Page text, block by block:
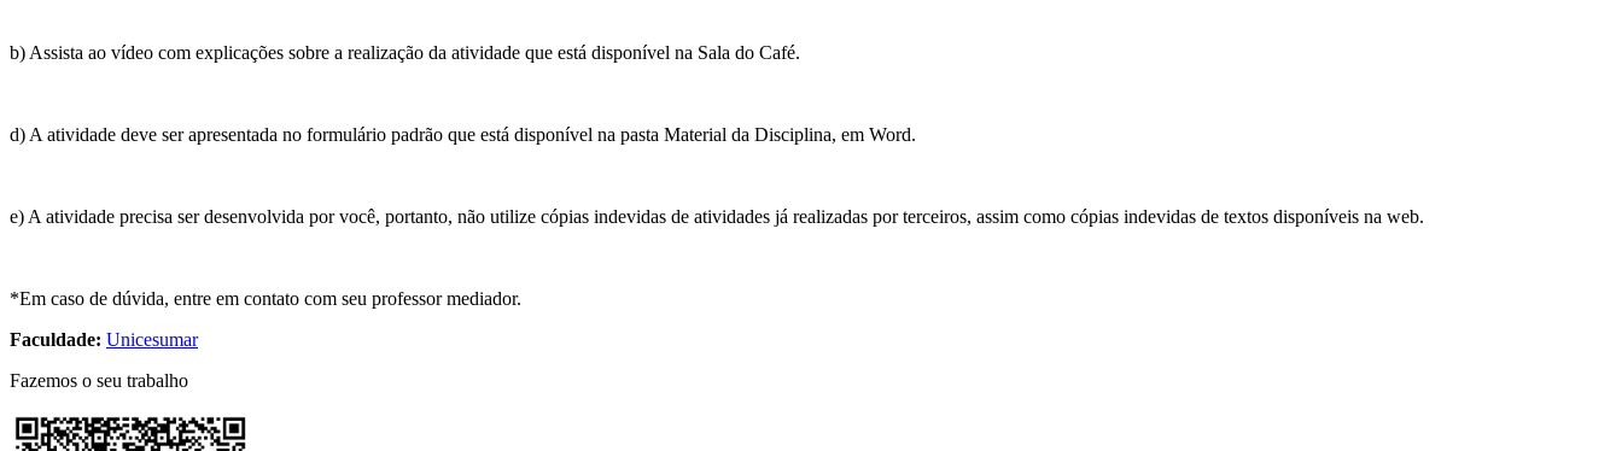
b) Assista ao vídeo com explicações sobre a realização da atividade que está disponível na Sala do Café.
d) A atividade deve ser apresentada no formulário padrão que está disponível na pasta Material da Disciplina, em Word.
e) A atividade precisa ser desenvolvida por você, portanto, não utilize cópias indevidas de atividades já realizadas por terceiros, assim como cópias indevidas de textos disponíveis na web.
*Em caso de dúvida, entre em contato com seu professor mediador.
Faculdade: Unicesumar
Fazemos o seu trabalho